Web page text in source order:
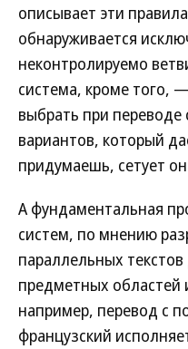
описывает эти
обнаруживается
неконтролируемо
система, кроме того,
выбрать при переводе
вариантов, который
придумаешь, сетует
А фундаментальная
систем, по мнению
параллельных
предметных областей
например, перевод с
французский